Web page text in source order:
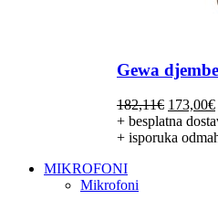
Gewa
182,11€ Izvorna
cijena
bila
173,00€
+ besplatna
+ isporuka
MIKROFONI
Mikrofoni